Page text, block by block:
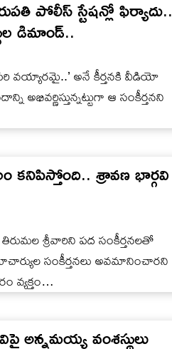
పోలీస్ స్టేషన్లో ఫిర్యాదు..
డిమాండ్..
వయ్యారమై..’ అనే కీర్తనకి వీడియో
ఆ సంకీర్తనని
కనిపిస్తోంది.. శ్రావణ భార్గవి
శ్రీవారిని పద సంకీర్తనలతో
సంకీర్తనలు అవమానించారని
వ్యక్తం…
అన్నమయ్య వంశస్థులు